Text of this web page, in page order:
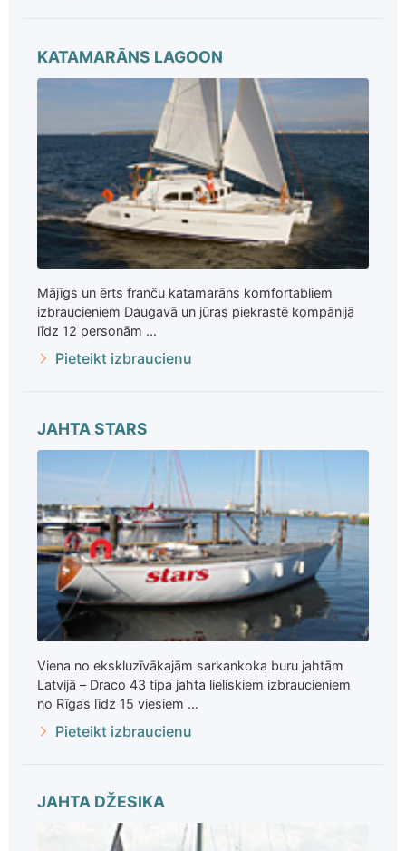
KATAMARĀNS LAGOON
Mājīgs un ērts franču katamarāns komfortabliem
izbraucieniem Daugavā un jūras piekrastē kompānijā
līdz 12 personām ...
Pieteikt izbraucienu
JAHTA STARS
Viena no ekskluzīvākajām sarkankoka buru jahtām
Latvijā – Draco 43 tipa jahta lieliskiem izbraucieniem
no Rīgas līdz 15 viesiem ...
Pieteikt izbraucienu
JAHTA DŽESIKA